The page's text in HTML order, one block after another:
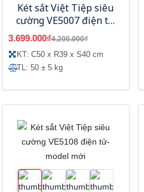
Két sắt Việt Tiệp siêu
cường VE5007 điện tử
màu ghi xanh - Model
mới
3.699.000₫4.200.000₫
KT: C50 x R39 x S40 cm
TL: 50 ± 5 kg